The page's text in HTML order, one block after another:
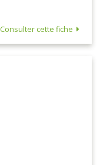
Consulter cette fiche